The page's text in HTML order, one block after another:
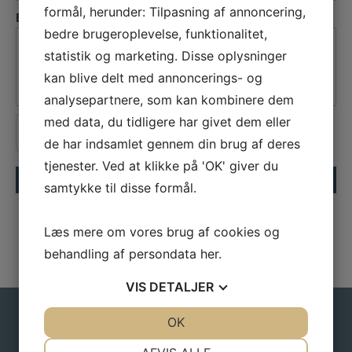
Beskedfelt *
Jeg er ikke en robot
NYHEDER FRA
formål, herunder: Tilpasning af annoncering,
bedre brugeroplevelse, funktionalitet,
statistik og marketing. Disse oplysninger
kan blive delt med annoncerings- og
analysepartnere, som kan kombinere dem
med data, du tidligere har givet dem eller
de har indsamlet gennem din brug af deres
tjenester. Ved at klikke på 'OK' giver du
samtykke til disse formål.
Læs mere om vores brug af cookies og
behandling af persondata her.
VIS DETALJER
OK